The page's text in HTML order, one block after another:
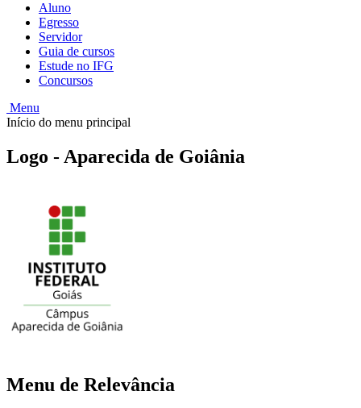
Aluno
Egresso
Servidor
Guia de cursos
Estude no IFG
Concursos
Menu
Início do menu principal
Logo - Aparecida de Goiânia
Menu de Relevância